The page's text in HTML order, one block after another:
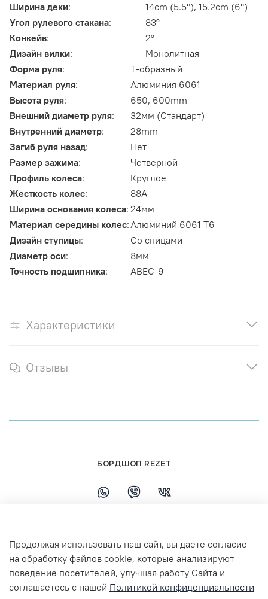
Ширина деки:
14cm (5.5"), 15.2cm (6")
Угол рулевого стакана:
83°
Конкейв:
2°
Дизайн вилки:
Монолитная
Форма руля:
Т-образный
Материал руля:
Aлюминия 6061
Высота руля:
650, 600mm
Внешний диаметр руля:
32мм (Стандарт)
Внутренний диаметр:
28mm
Загиб руля назад:
Нет
Размер зажима:
Четверной
Профиль колеса:
Круглое
Жесткость колес:
88A
Ширина основания колеса: 24мм
Материал середины колес:Алюминий 6061 T6
Дизайн ступицы:
Со спицами
Диаметр оси:
8мм
Точность подшипника: ABEC-9
Характеристики
Отзывы
г. Ярославль, ул. Республиканская, 7 ТЦ
Флагман 3 этаж
БОРДШОП REZET
Продолжая использовать наш сайт, вы даете согласие
на обработку файлов cookie, которые анализируют
поведение посетителей, улучшая работу Сайта и
соглашаетесь с нашей Политикой конфиденциальности